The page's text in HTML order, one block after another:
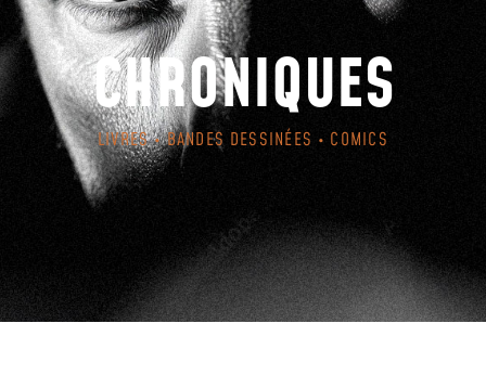
CHRONIQUES
LIVRES • BANDES DESSINÉES • COMICS